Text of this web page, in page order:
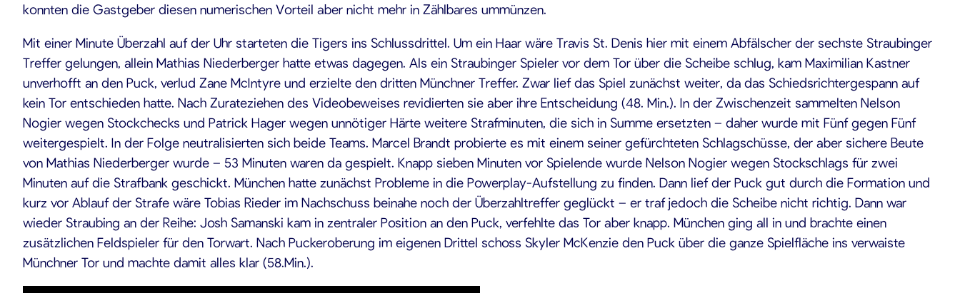
konnten die Gastgeber diesen numerischen Vorteil aber nicht mehr in Zählbares ummünzen.
Mit einer Minute Überzahl auf der Uhr starteten die Tigers ins Schlussdrittel. Um ein Haar wäre Travis St. Denis hier mit einem Abfälscher der sechste Straubinger
Treffer gelungen, allein Mathias Niederberger hatte etwas dagegen. Als ein Straubinger Spieler vor dem Tor über die Scheibe schlug, kam Maximilian Kastner
unverhofft an den Puck, verlud Zane McIntyre und erzielte den dritten Münchner Treffer. Zwar lief das Spiel zunächst weiter, da das Schiedsrichtergespann auf
kein Tor entschieden hatte. Nach Zurateziehen des Videobeweises revidierten sie aber ihre Entscheidung (48. Min.). In der Zwischenzeit sammelten Nelson
Nogier wegen Stockchecks und Patrick Hager wegen unnötiger Härte weitere Strafminuten, die sich in Summe ersetzten – daher wurde mit Fünf gegen Fünf
weitergespielt. In der Folge neutralisierten sich beide Teams. Marcel Brandt probierte es mit einem seiner gefürchteten Schlagschüsse, der aber sichere Beute
von Mathias Niederberger wurde – 53 Minuten waren da gespielt. Knapp sieben Minuten vor Spielende wurde Nelson Nogier wegen Stockschlags für zwei
Minuten auf die Strafbank geschickt. München hatte zunächst Probleme in die Powerplay-Aufstellung zu finden. Dann lief der Puck gut durch die Formation und
kurz vor Ablauf der Strafe wäre Tobias Rieder im Nachschuss beinahe noch der Überzahltreffer geglückt – er traf jedoch die Scheibe nicht richtig. Dann war
wieder Straubing an der Reihe: Josh Samanski kam in zentraler Position an den Puck, verfehlte das Tor aber knapp. München ging all in und brachte einen
zusätzlichen Feldspieler für den Torwart. Nach Puckeroberung im eigenen Drittel schoss Skyler McKenzie den Puck über die ganze Spielfläche ins verwaiste
Münchner Tor und machte damit alles klar (58.Min.).